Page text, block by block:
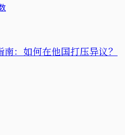
：如何在他国打压异议？